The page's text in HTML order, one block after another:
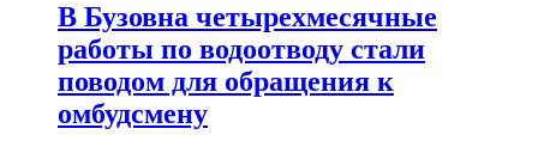
В Бузовна четырехмесячные
работы по водоотводу стали
поводом для обращения к
омбудсмену